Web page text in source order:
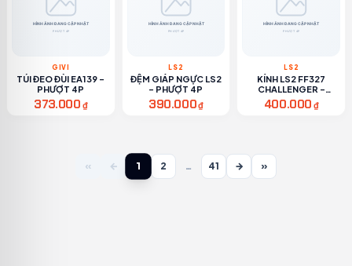
GIVI
TÚI ĐEO ĐÙI EA139 -
PHƯỢT 4P
373.000 ₫
LS2
ĐỆM GIÁP NGỰC LS2
- PHƯỢT 4P
390.000₫
LS2
KÍNH LS2 FF327
CHALLENGER -
PHƯỢT 4P
400.000 ₫
« ← 1 2 … 41 → »